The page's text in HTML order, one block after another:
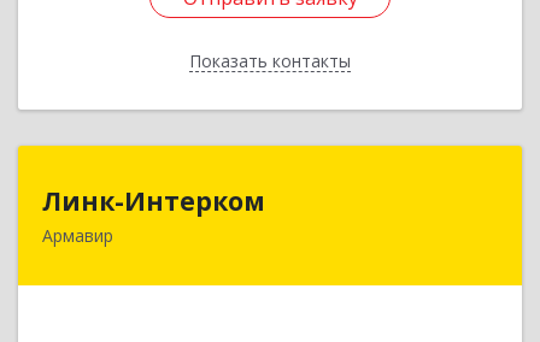
Показать контакты
Назад
Линк-Интерком
Армавир